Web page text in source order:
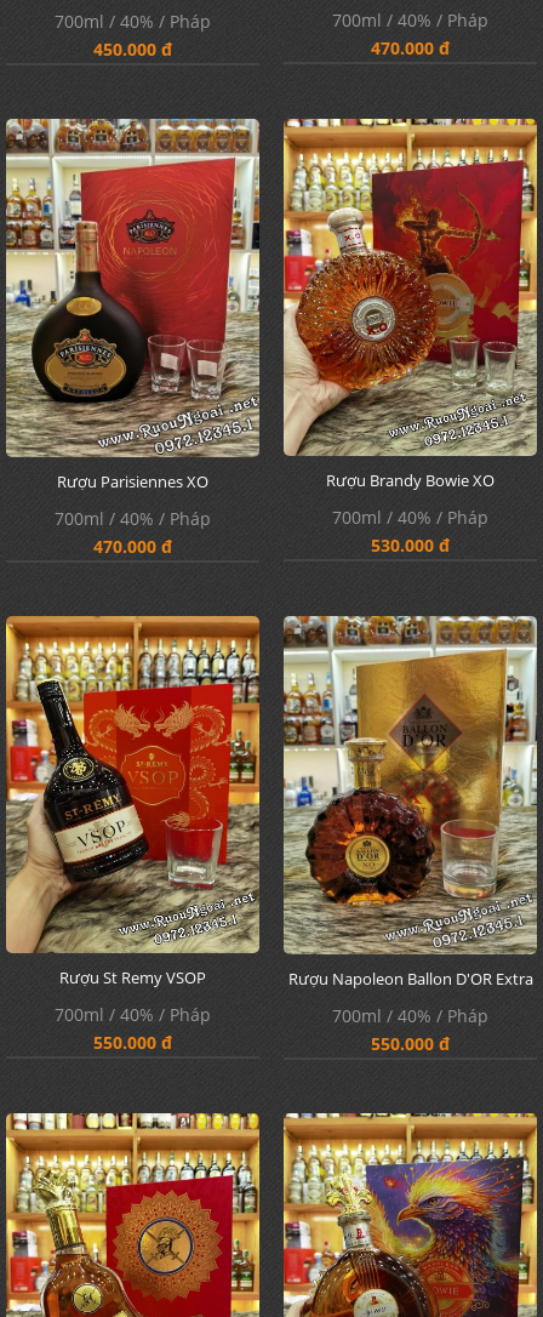
700ml / 40% / Pháp
450.000 đ
700ml / 40% / Pháp
470.000 đ
Rượu Parisiennes XO
700ml / 40% / Pháp
470.000 đ
Rượu Brandy Bowie XO
700ml / 40% / Pháp
530.000 đ
Rượu St Remy VSOP
700ml / 40% / Pháp
550.000 đ
Rượu Napoleon Ballon D'OR Extra
700ml / 40% / Pháp
550.000 đ